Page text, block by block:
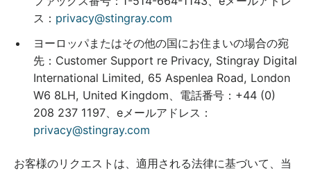
ス： privacy@stingray.com
ヨーロッパまたはその他の国にお住まいの場合の宛
先：Customer Support re Privacy, Stingray Digital
International Limited, 65 Aspenlea Road, London
W6 8LH, United Kingdom、電話番号：+44 (0)
208 237 1197、eメールアドレス：
privacy@stingray.com
お客様のリクエストは、適用される法律に基づいて、当